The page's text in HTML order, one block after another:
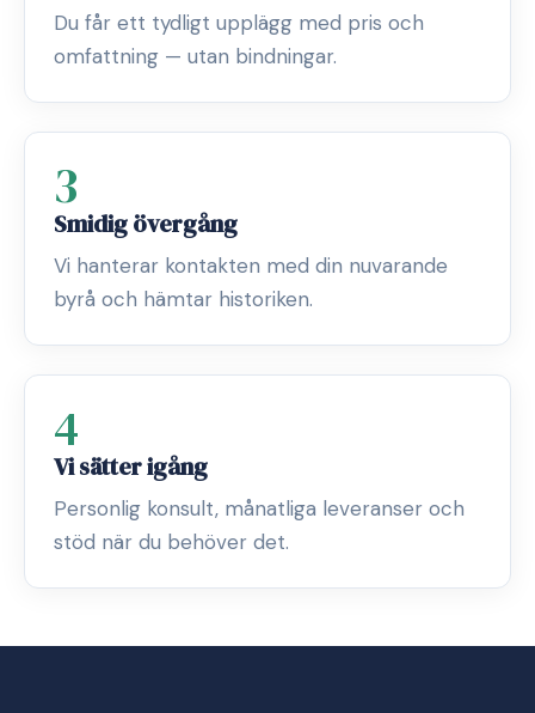
Du får ett tydligt upplägg med pris och
omfattning — utan bindningar.
3
Smidig övergång
Vi hanterar kontakten med din nuvarande
byrå och hämtar historiken.
4
Vi sätter igång
Personlig konsult, månatliga leveranser och
stöd när du behöver det.